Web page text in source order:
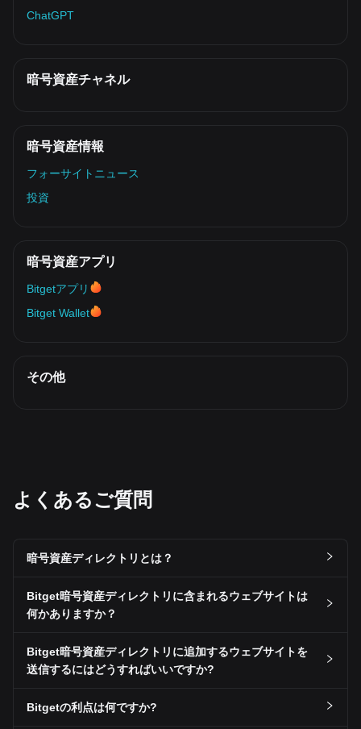
ChatGPT
暗号資産チャネル
暗号資産情報
フォーサイトニュース
投資
暗号資産アプリ
Bitgetアプリ
Bitget Wallet
その他
よくあるご質問
暗号資産ディレクトリとは？
Bitget暗号資産ディレクトリに含まれるウェブサイトは
何かありますか？
Bitget暗号資産ディレクトリに追加するウェブサイトを
送信するにはどうすればいいですか?
Bitgetの利点は何ですか?